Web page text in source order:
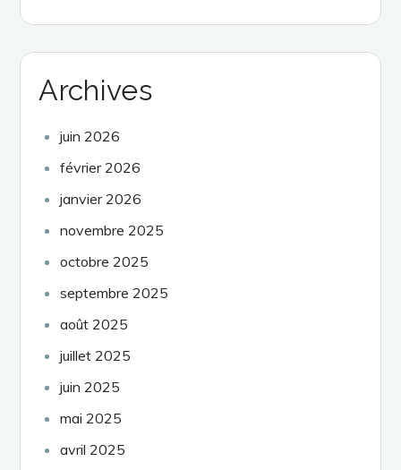
Archives
juin 2026
février 2026
janvier 2026
novembre 2025
octobre 2025
septembre 2025
août 2025
juillet 2025
juin 2025
mai 2025
avril 2025